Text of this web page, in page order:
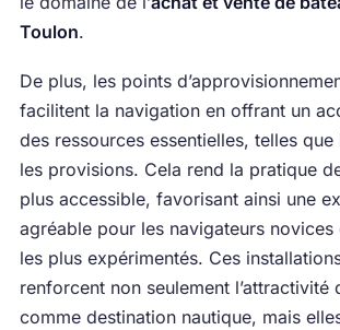
Toulon.
De plus, les points
facilitent la navigation en offrant un
des ressources essentielles, telles
les provisions. Cela rend la pratique
plus accessible, favorisant ainsi une
agréable pour les navigateurs
les plus expérimentés. Ces
renforcent non seulement l’attractivité
comme destination nautique, mais